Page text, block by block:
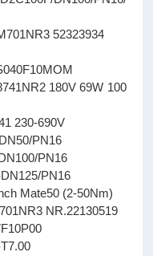
52323934
180V 69W 100
230-690V
PN16
PN16
PN16
Mate50 (2-50Nm)
NR.22130519